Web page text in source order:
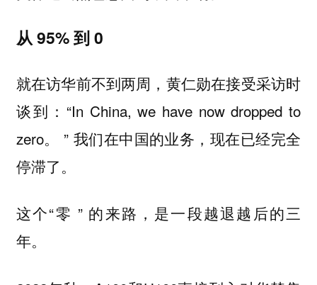
从 95% 到 0
就在访华前不到两周，黄仁勋在接受采访时
谈到：“In China, we have now dropped to
zero。 ” 我们在中国的业务，现在已经完全
停滞了。
这个“零 ” 的来路，是一段越退越后的三
年。